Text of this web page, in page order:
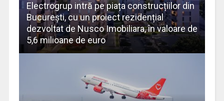
Electrogrup intră pe piața construcțiilor din
București, cu un proiect rezidențial
dezvoltat de Nusco Imobiliara, în valoare de
5,6 milioane de euro